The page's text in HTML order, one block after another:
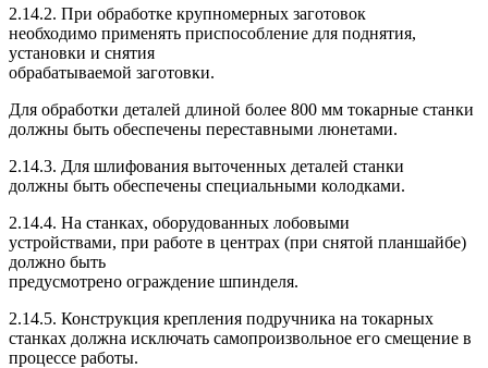
2.14.2. При обработке крупномерных заготовок
необходимо применять приспособление для поднятия,
установки и снятия
обрабатываемой заготовки.
Для обработки деталей длиной более 800 мм токарные станки
должны быть обеспечены переставными люнетами.
2.14.3. Для шлифования выточенных деталей станки
должны быть обеспечены специальными колодками.
2.14.4. На станках, оборудованных лобовыми
устройствами, при работе в центрах (при снятой планшайбе)
должно быть
предусмотрено ограждение шпинделя.
2.14.5. Конструкция крепления подручника на токарных
станках должна исключать самопроизвольное его смещение в
процессе работы.